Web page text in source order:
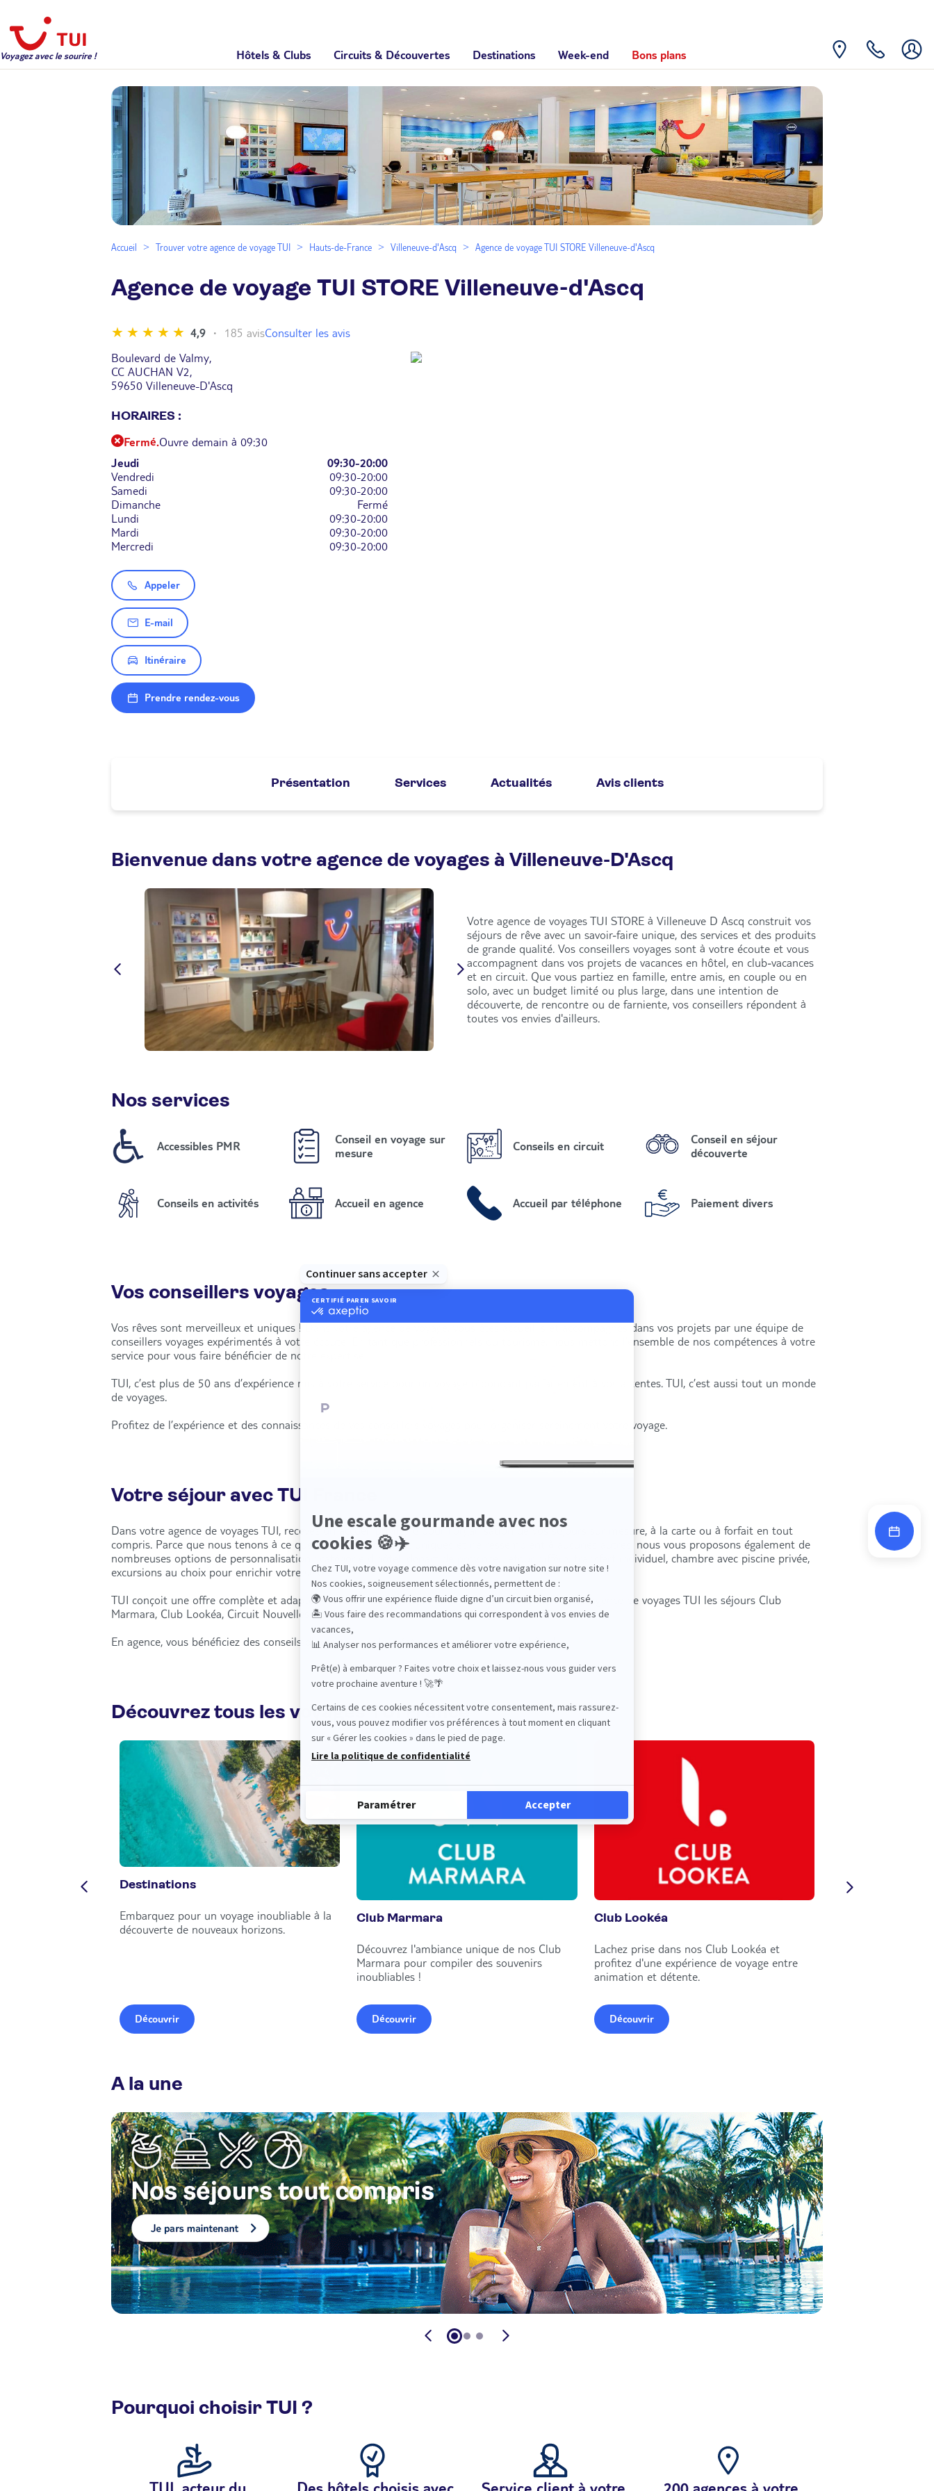
Voyagez avec le sourire ! Hôtels & Clubs Circuits & Découvertes Destinations Week-end Bons plans
Accueil Trouver votre agence de voyage TUI Hauts-de-France Villeneuve-d'Ascq Agence de voyage TUI STORE Villeneuve-d'Ascq
Agence de voyage TUI STORE Villeneuve-d'Ascq
4,9 185 avisConsulter les avis
Boulevard de Valmy,
CC AUCHAN V2,
59650 Villeneuve-D'Ascq
HORAIRES :
Fermé.Ouvre demain à 09:30
Jeudi
09:30-20:00
Vendredi
09:30-20:00
Samedi
09:30-20:00
Dimanche
Fermé
Lundi
09:30-20:00
Mardi
09:30-20:00
Mercredi
09:30-20:00
Appeler
E-mail
Itinéraire
Prendre rendez-vous
Présentation Services Actualités Avis clients
Bienvenue dans votre agence de voyages à Villeneuve-D'Ascq
Votre agence de voyages TUI STORE à Villeneuve D Ascq construit vos
séjours de rêve avec un savoir-faire unique, des services et des produits
de grande qualité. Vos conseillers voyages sont à votre écoute et vous
accompagnent dans vos projets de vacances en hôtel, en club-vacances
et en circuit. Que vous partiez en famille, entre amis, en couple ou en
solo, avec un budget limité ou plus large, dans une intention de
découverte, de rencontre ou de farniente, vos conseillers répondent à
toutes vos envies d'ailleurs.
Nos services
Accessibles PMR
Conseil en voyage sur
mesure
Conseils en circuit
Conseil en séjour
découverte
Conseils en activités Accueil en agence Accueil par téléphone Paiement divers
Vos conseillers voyages
Vos rêves sont merveilleux et uniques ! Dans votre agence de voyage, vous êtes accueillis et accompagnés dans vos projets par une équipe de
conseillers voyages expérimentés à votre écoute. En tant que professionnels du tourisme, nous mettons l’ensemble de nos compétences à votre
service pour vous faire bénéficier de notre expertise.
TUI, c’est plus de 50 ans d’expérience mis à votre service pour un voyage répondant parfaitement à vos attentes. TUI, c’est aussi tout un monde
de voyages.
Profitez de l’expérience et des connaissances de vos conseillers voyages pour organiser sereinement votre voyage.
Votre séjour avec TUI France
Dans votre agence de voyages TUI, recevez un accueil privilégié pour l’organisation de vos séjours sur mesure, à la carte ou à forfait en tout
compris. Parce que nous tenons à ce que vos vacances soient uniques et ne ressemblent à aucunes autres, nous vous proposons également de
nombreuses options de personnalisation : catégorie d’hôtel, départ de province, retour différé, transfert individuel, chambre avec piscine privée,
excursions au choix pour enrichir votre séjour…
TUI conçoit une offre complète et adaptée à toutes vos envies de vacances. Retrouvez dans votre agence de voyages TUI les séjours Club
Marmara, Club Lookéa, Circuit Nouvelles-Frontières.
En agence, vous bénéficiez des conseils d’experts pour la création de votre voyage de rêve !
Découvrez tous les voyages TUI France
Destinations
Embarquez pour un voyage inoubliable à la
découverte de nouveaux horizons.
Découvrir
Club Marmara
Découvrez l'ambiance unique de nos Club
Marmara pour compiler des souvenirs
inoubliables !
Découvrir
Club Lookéa
Lachez prise dans nos Club Lookéa et
profitez d'une expérience de voyage entre
animation et détente.
Découvrir
A la une
Pourquoi choisir TUI ?